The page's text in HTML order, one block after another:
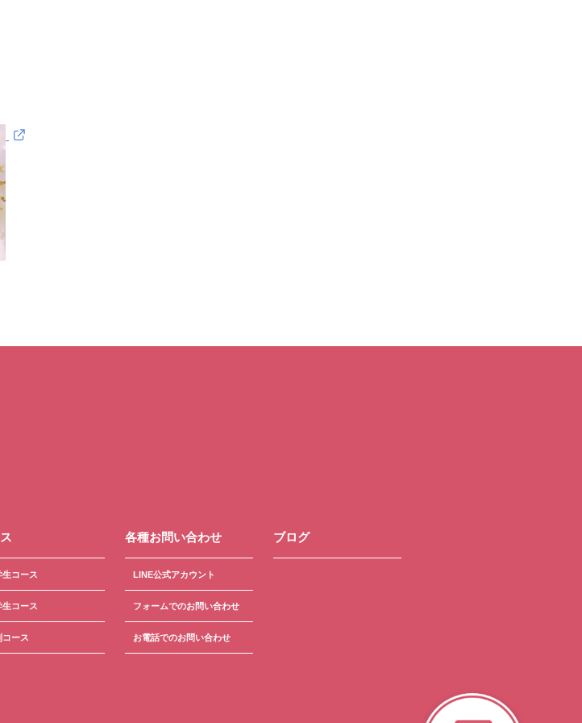
生コース
生コース
コース
各種お問い合わせ
LINE公式アカウント
フォームでのお問い合わせ
お電話でのお問い合わせ
ブログ